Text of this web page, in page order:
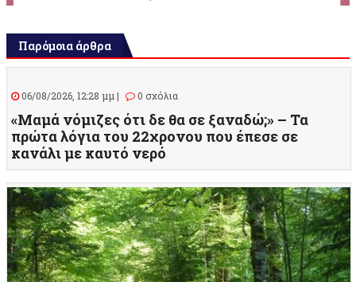
Παρόμοια άρθρα
06/08/2026, 12:28 μμ | 0 σχόλια
«Μαμά νόμιζες ότι δε θα σε ξαναδώ;» – Τα
πρώτα λόγια του 22χρονου που έπεσε σε
κανάλι με καυτό νερό